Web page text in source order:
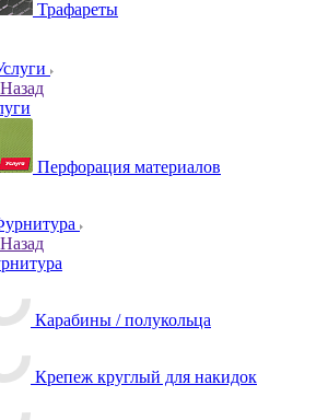
Трафареты
Назад
Перфорация материалов
Назад
Карабины / полукольца
Крепеж круглый для накидок